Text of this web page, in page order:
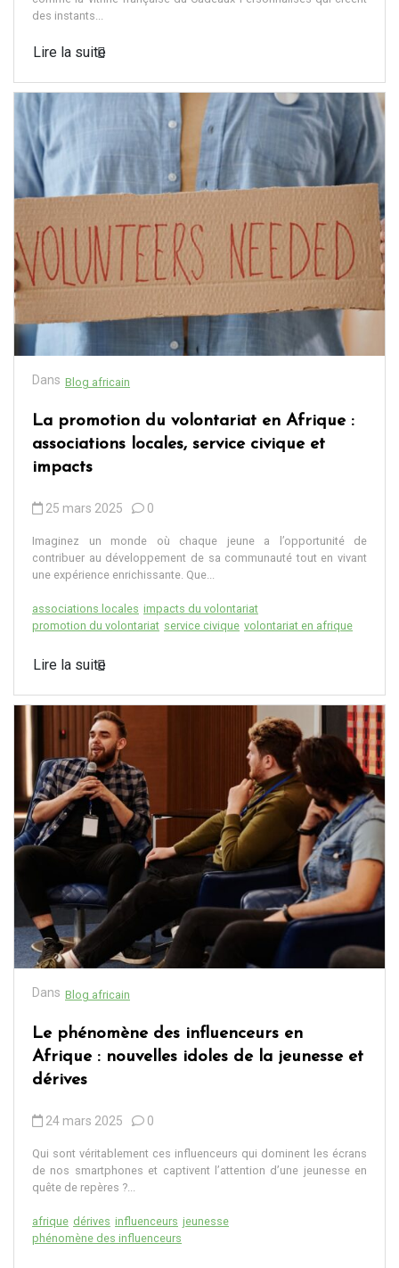
des instants...
Lire la suite
Dans Blog africain
La promotion du volontariat en Afrique :
associations locales, service civique et
impacts
25 mars 2025 0
Imaginez un monde où chaque jeune a l’opportunité de
contribuer au développement de sa communauté tout en vivant
une expérience enrichissante. Que...
associations locales impacts du volontariat
promotion du volontariat service civique volontariat en afrique
Lire la suite
Dans Blog africain
Le phénomène des influenceurs en
Afrique : nouvelles idoles de la jeunesse et
dérives
24 mars 2025 0
Qui sont véritablement ces influenceurs qui dominent les écrans
de nos smartphones et captivent l’attention d’une jeunesse en
quête de repères ?...
afrique dérives influenceurs jeunesse
phénomène des influenceurs